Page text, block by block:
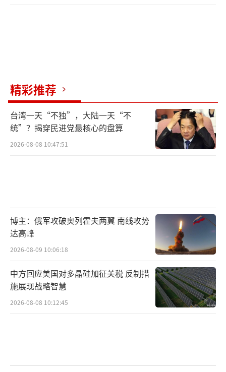
精彩推荐
台湾一天“不独”，大陆一天“不
统”？揭穿民进党最核心的盘算
2026-08-08 10:47:51
博主：俄军攻破奥列霍夫两翼 南线攻势
达高峰
2026-08-09 10:06:18
中方回应美国对多晶硅加征关税 反制措
施展现战略智慧
2026-08-08 10:12:45